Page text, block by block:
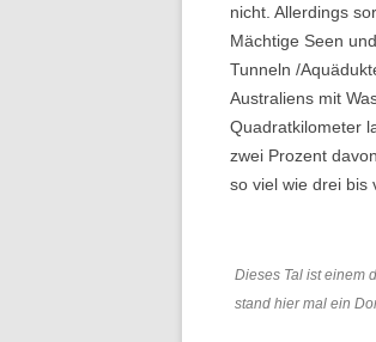
nicht. Allerdings
Mächtige Seen
Tunneln /
Australiens mit
Quadratkilometer
zwei Prozent
so viel wie drei bis
Dieses Tal ist einem
stand hier mal ein